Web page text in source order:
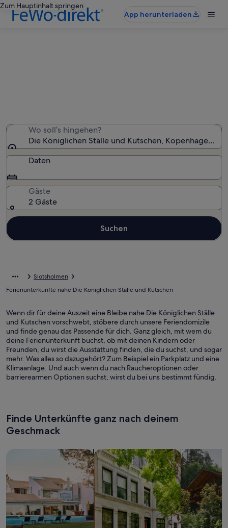
Zum Hauptinhalt springen
App herunterladen
Wo soll’s hingehen?
Die Königlichen Ställe und Kutschen, Kopenhagen,
Daten
Gäste
2 Gäste
Suchen
Slotsholmen
Ferienunterkünfte nahe Die Königlichen Ställe und Kutschen
Wenn dir für deine Auszeit eine Bleibe nahe Die Königlichen Ställe
und Kutschen vorschwebt, stöbere durch unsere Feriendomizile
und finde genau das Passende für dich. Ganz gleich, mit wem du
deine Ferienunterkunft buchst, ob mit deinen Kindern oder
Freunden, du wirst die Ausstattung finden, die du suchst, und sogar
mehr. Was alles so dazugehört? Zum Beispiel ein Parkplatz und eine
Klimaanlage. Und auch wenn du nach Raucheroptionen oder
barrierearmen Optionen suchst, wirst du bei uns bestimmt fündig.
Finde Unterkünfte ganz nach deinem
Geschmack
Suche nach FerienhäusernSuche nach Ferienwohnungen oder
Suche nach